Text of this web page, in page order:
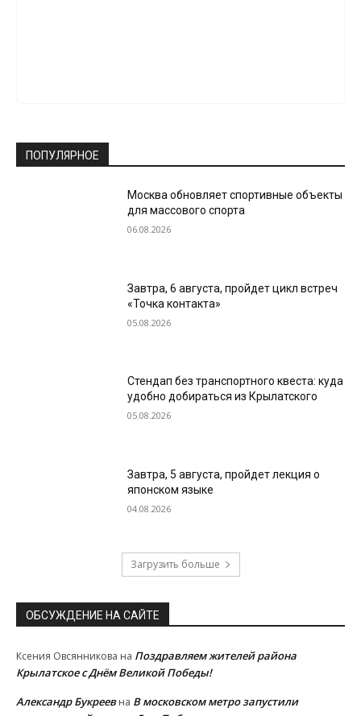
ПОПУЛЯРНОЕ
Москва обновляет спортивные объекты
для массового спорта
06.08.2026
Завтра, 6 августа, пройдет цикл встреч
«Точка контакта»
05.08.2026
Стендап без транспортного квеста: куда
удобно добираться из Крылатского
05.08.2026
Завтра, 5 августа, пройдет лекция о
японском языке
04.08.2026
Загрузить больше
ОБСУЖДЕНИЕ НА САЙТЕ
Ксения Овсянникова на Поздравляем жителей района
Крылатское с Днём Великой Победы!
Александр Букреевна В московском метро запустили